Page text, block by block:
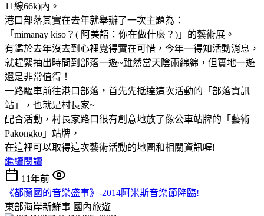
11線66k)內。
港口部落其實在去年就舉辦了一次主題為：
「mimanay kiso？( 阿美語：你在做什麼？)」的藝術展。
有鑑於去年沒去到心裡覺得實在可惜，今年一得知活動消息，
就趕緊抽出時間到部落一遊~雖然當天陰雨綿綿，但實地一遊
還是非常值得！
一路驅車前往港口部落，首先先抵達這次活動的「部落資訊
站」，也就是村長家~
配合活動，村長家路口很有創意地放了像公車站牌的「藝術
Pakongko」站牌，
在這裡可以取得這次藝術活動的地圖和相關資訊喔!
繼續閱讀
11年前
《都蘭國的音樂盛事》-2014阿米斯音樂節降臨!
東部海岸新鮮事 國內旅遊